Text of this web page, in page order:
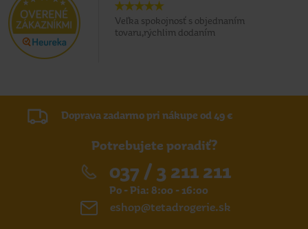
Veľka spokojnosť s objednaním
tovaru,rýchlim dodaním
Doprava zadarmo pri nákupe od 49 €
Potrebujete poradiť?
037 / 3 211 211
Po - Pia: 8:00 - 16:00
eshop@tetadrogerie.sk